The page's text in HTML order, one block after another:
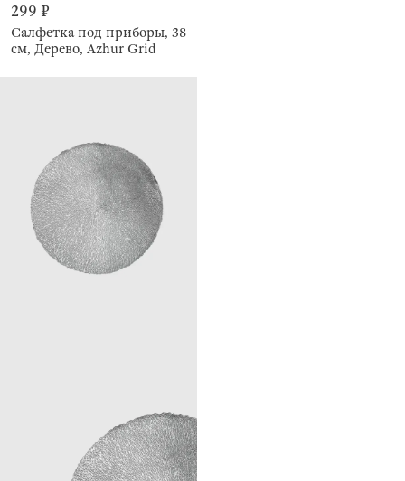
299 ₽
Салфетка под приборы, 38
см, Дерево, Azhur Grid